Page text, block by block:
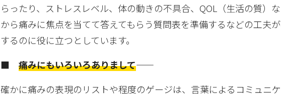
らったり、ストレスレベル、体の動きの不具合、QOL（生活の質）
から痛みに焦点を当てて答えてもらう質問表を準備するなどの工夫
するのに役に立つとしています。
■痛みにもいろいろありまして――
確かに痛みの表現のリストや程度のゲージは、言葉によるコミュニ